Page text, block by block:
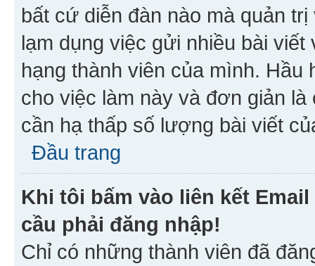
bất cứ diễn đàn nào mà quản
lạm dụng việc gửi nhiều bài
hạng thành viên của mình. Hầu
cho việc làm này và đơn giản
cần hạ thấp số lượng bài viết
Đầu trang
Khi tôi bấm vào liên kết
cầu phải đăng nhập!
Chỉ có những thành viên đã